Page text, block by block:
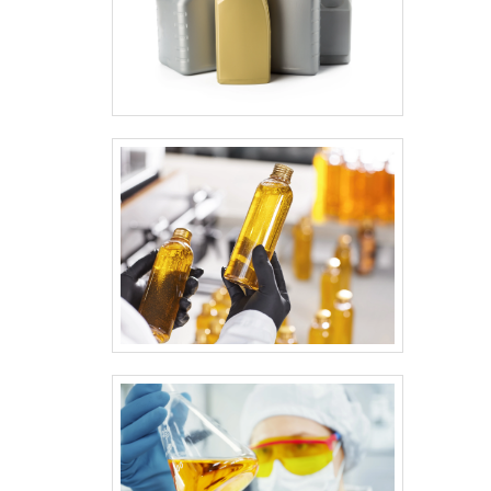
Se houver reação adversa ao produto no motor ou
sistema de combustível, nossa central registra
ocorrência e instrui sobre coleta de amostra. No
contato, você receberá checklist de verificação —
quilometragem, data de uso e foto do painel — e um
protocolo de atendimento numerado; isso permite
rastreio do pedido de ajuda e agiliza a aprovação de
ressarcimento ou substituição conforme os termos da
Para consultas preventivas, consulte informacao
técnica no portal antes da aplicação; lá constam ficha
de segurança e ensaios de compatibilidade. Ao falar
conosco, o atendimento indica temperatura ideal,
dosagem recomendada e intervalos de manutenção.
Se precisar de ajuda adicional, a equipe agenda
suporte presencial com laboratório parceiro ou orienta